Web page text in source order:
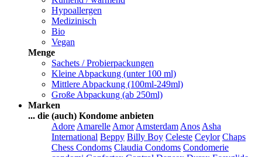
Hypoallergen
Medizinisch
Bio
Vegan
Menge
Sachets / Probierpackungen
Kleine Abpackung (unter 100 ml)
Mittlere Abpackung (100ml-249ml)
Große Abpackung (ab 250ml)
Marken
... die (auch) Kondome anbieten
Adore Amarelle Amor Amsterdam Anos Asha
International Beppy Billy Boy Celeste Ceylor Chaps
Chess Condoms Claudia Condoms Condomerie